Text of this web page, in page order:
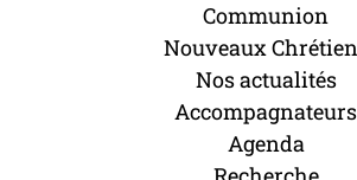
Communion
Nouveaux
Nos actualités
Accompagnateurs
Agenda